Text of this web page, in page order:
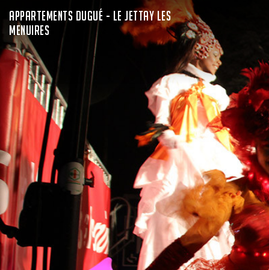
APPARTEMENTS DUGUÉ - LE JETTAY LES
MENUIRES